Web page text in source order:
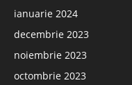
ianuarie 2024
decembrie 2023
noiembrie 2023
octombrie 2023